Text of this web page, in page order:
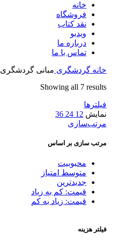
خانه
فروشگاه
نقد کتاب
ویدیو
درباره‌ ما
تماس با ما
خانه گردشگری مبانی گردشگری
Showing all 7 results
فیلترها
نمایش 12
24
36
مرتب‌سازی
مرتب سازی بر اساس
محبوبیت
متوسط امتیاز
جدیدترین
قیمت: کم به زیاد
قیمت: زیاد به کم
فیلتر هزینه